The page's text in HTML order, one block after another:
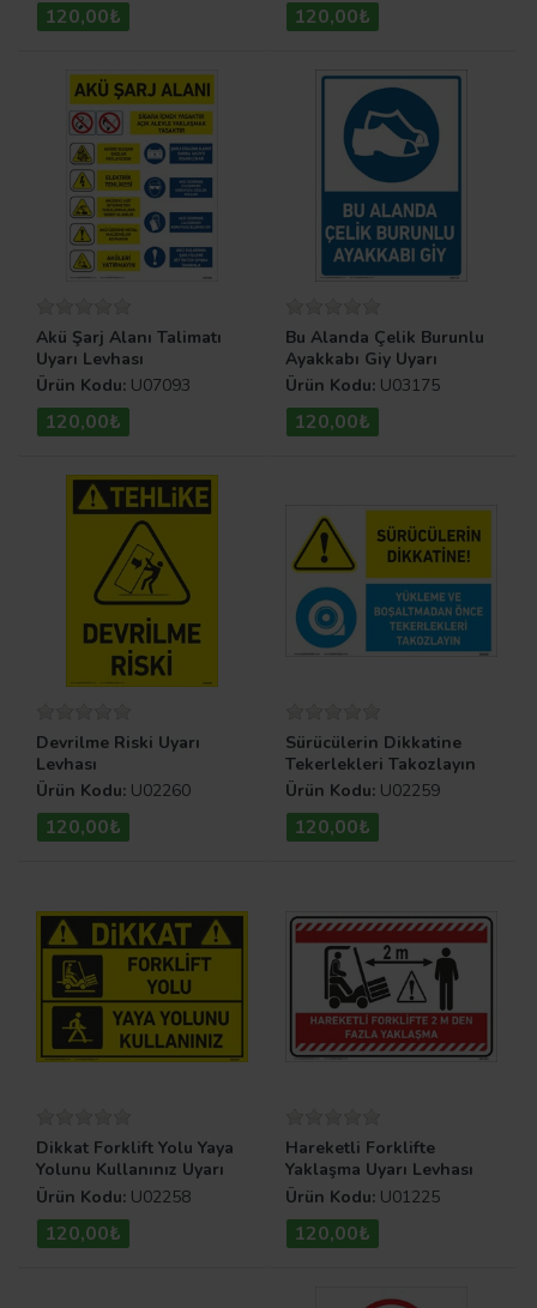
120,00₺ 120,00₺
Akü Şarj Alanı Talimatı
Uyarı Levhası
Ürün Kodu: U07093
120,00₺
Bu Alanda Çelik Burunlu
Ayakkabı Giy Uyarı
Levhası
Ürün Kodu: U03175
120,00₺
Devrilme Riski Uyarı
Levhası
Ürün Kodu: U02260
120,00₺
Sürücülerin Dikkatine
Tekerlekleri Takozlayın
Uyarı Levhası
Ürün Kodu: U02259
120,00₺
Dikkat Forklift Yolu Yaya
Yolunu Kullanınız Uyarı
Levhası
Ürün Kodu: U02258
120,00₺
Hareketli Forklifte
Yaklaşma Uyarı Levhası
Ürün Kodu: U01225
120,00₺